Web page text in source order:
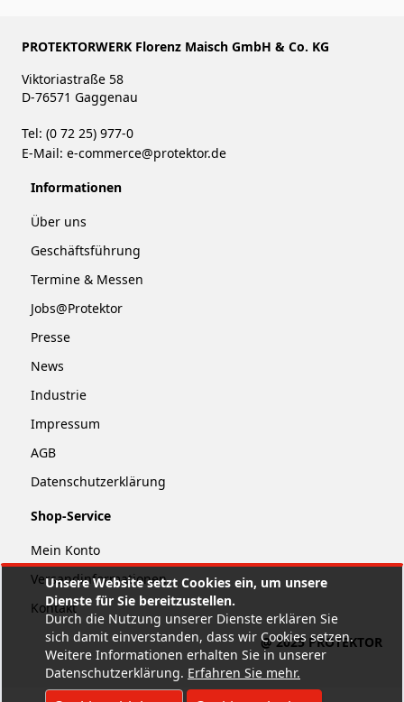
Unsere Website setzt Cookies ein, um unsere
Dienste für Sie bereitzustellen.
Durch die Nutzung unserer Dienste erklären Sie
sich damit einverstanden, dass wir Cookies setzen.
Weitere Informationen erhalten Sie in unserer
Datenschutzerklärung. Erfahren Sie mehr.
PROTEKTORWERK Florenz Maisch GmbH & Co. KG
Viktoriastraße 58
D-76571 Gaggenau
Tel: (0 72 25) 977-0
E-Mail: e-commerce@protektor.de
Informationen
Über uns
Geschäftsführung
Termine & Messen
Jobs@Protektor
Presse
News
Industrie
Impressum
AGB
Datenschutzerklärung
Shop-Service
Mein Konto
Versandinformationen
Kontakt
@ 2025 PROTEKTOR